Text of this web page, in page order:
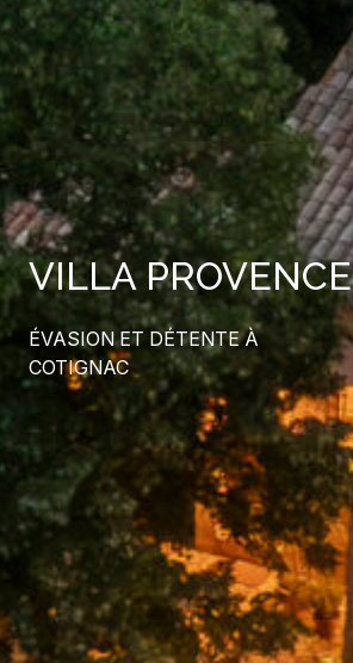
VILLA PROVENCE
ÉVASION ET DÉTENTE À
COTIGNAC